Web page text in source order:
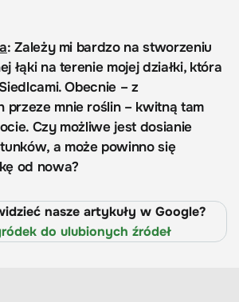
: Zależy mi bardzo na stworzeniu
łąki na terenie mojej działki, która
Obecnie – z
przeze mnie roślin – kwitną tam
Czy możliwe jest dosianie
a może powinno się
od nowa?
nasze artykuły w Google?
do ulubionych źródeł